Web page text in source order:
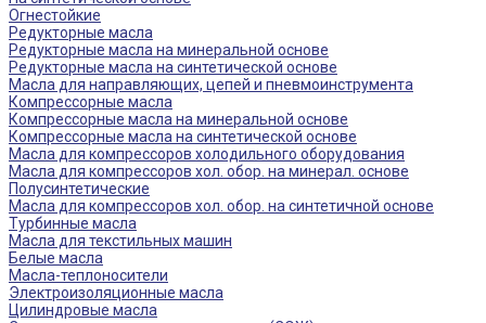
Огнестойкие
Редукторные масла
Редукторные масла на минеральной основе
Редукторные масла на синтетической основе
Масла для направляющих, цепей и пневмоинструмента
Компрессорные масла
Компрессорные масла на минеральной основе
Компрессорные масла на синтетической основе
Масла для компрессоров холодильного оборудования
Масла для компрессоров хол. обор. на минерал. основе
Полусинтетические
Масла для компрессоров хол. обор. на синтетичной основе
Турбинные масла
Масла для текстильных машин
Белые масла
Масла-теплоносители
Электроизоляционные масла
Цилиндровые масла